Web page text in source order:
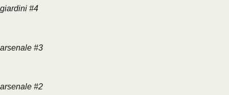
giardini #4
arsenale #3
arsenale #2